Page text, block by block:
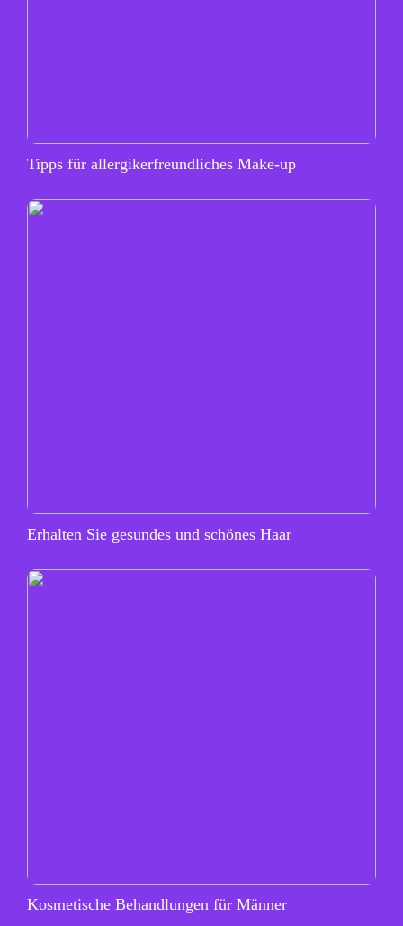
Tipps für allergikerfreundliches Make-up
Erhalten Sie gesundes und schönes Haar
Kosmetische Behandlungen für Männer